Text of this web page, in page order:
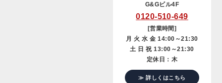
G&Gビル4F
0120-510-649
[営業時間]
月 火 水 金 14:00～21:30
土 日 祝 13:00～21:30
定休日：木
≫ 詳しくはこちら